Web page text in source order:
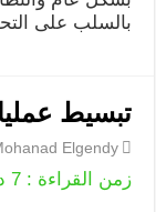
بالسلب على
تبسيط
Elgendy
زمن القراءة : 7